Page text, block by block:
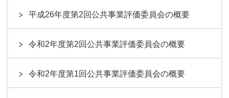
平成26年度第2回公共事業評価委員会の概要
令和2年度第2回公共事業評価委員会の概要
令和2年度第1回公共事業評価委員会の概要